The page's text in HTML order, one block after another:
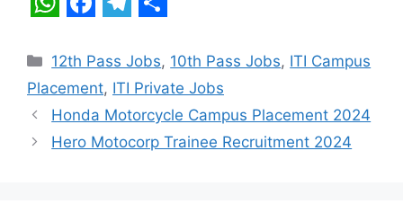
h
a
t
s
a
c
e
b
e
l
e
g
h
a
r
e
Categories
12th Pass Jobs, 10th Pass Jobs, ITI Campus
Placement, ITI Private Jobs
Honda Motorcycle Campus Placement 2024
Hero Motocorp Trainee Recruitment 2024